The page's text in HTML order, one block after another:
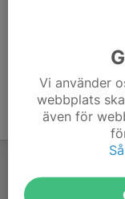
Vi använder
webbplats
även för